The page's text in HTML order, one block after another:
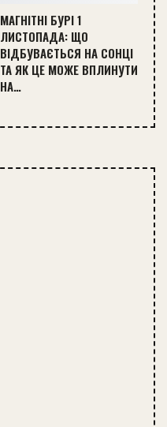
МАГНІТНІ БУРІ 1
ЛИСТОПАДА: ЩО
ВІДБУВАЄТЬСЯ НА СОНЦІ
ТА ЯК ЦЕ МОЖЕ ВПЛИНУТИ
НА…